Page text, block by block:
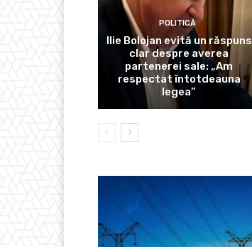
POLITICĂ
Ilie Bolojan evită un răspuns
clar despre averea
partenerei sale: „Am
respectat întotdeauna
legea”